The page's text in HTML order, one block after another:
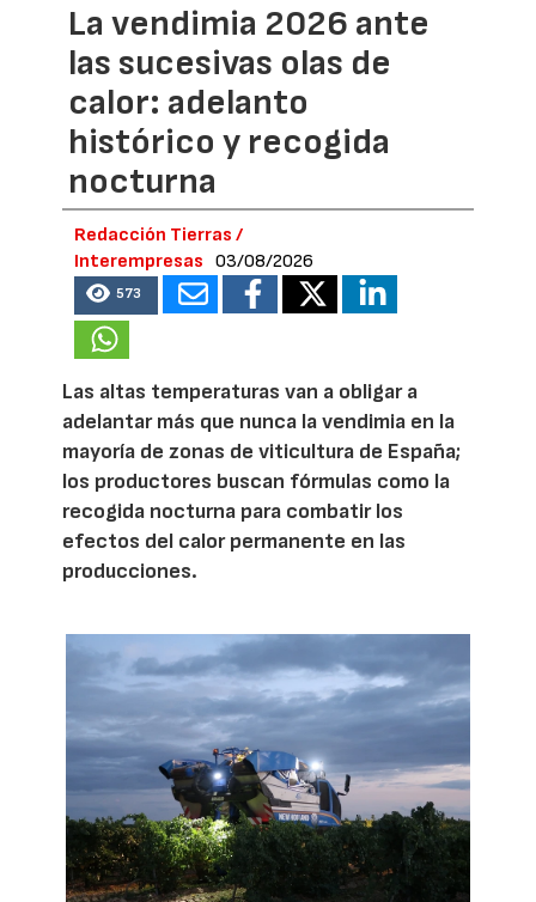
La vendimia 2026 ante
las sucesivas olas de
calor: adelanto
histórico y recogida
nocturna
Redacción Tierras /
Interempresas
03/08/2026
573
Las altas temperaturas van a obligar a
adelantar más que nunca la vendimia en la
mayoría de zonas de viticultura de España;
los productores buscan fórmulas como la
recogida nocturna para combatir los
efectos del calor permanente en las
producciones.